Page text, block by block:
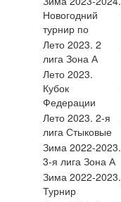
Новогодний
турнир по
Лето 2023. 2
лига Зона А
Лето 2023.
Кубок
Федерации
Лето 2023. 2-я
лига Стыковые
Зима 2022-2023.
3-я лига Зона А
Зима 2022-2023.
Турнир